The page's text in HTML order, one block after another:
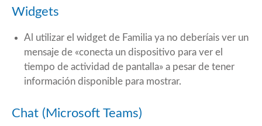
Widgets
Al utilizar el widget de Familia ya no deberíais ver un
mensaje de «conecta un dispositivo para ver el
tiempo de actividad de pantalla» a pesar de tener
información disponible para mostrar.
Chat (Microsoft Teams)